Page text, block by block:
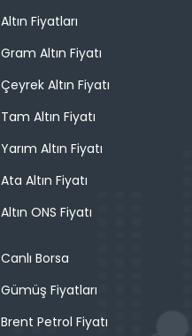
Altın Fiyatları
Gram Altın Fiyatı
Çeyrek Altın Fiyatı
Tam Altın Fiyatı
Yarım Altın Fiyatı
Ata Altın Fiyatı
Altın ONS Fiyatı
Canlı Borsa
Gümüş Fiyatları
Brent Petrol Fiyatı